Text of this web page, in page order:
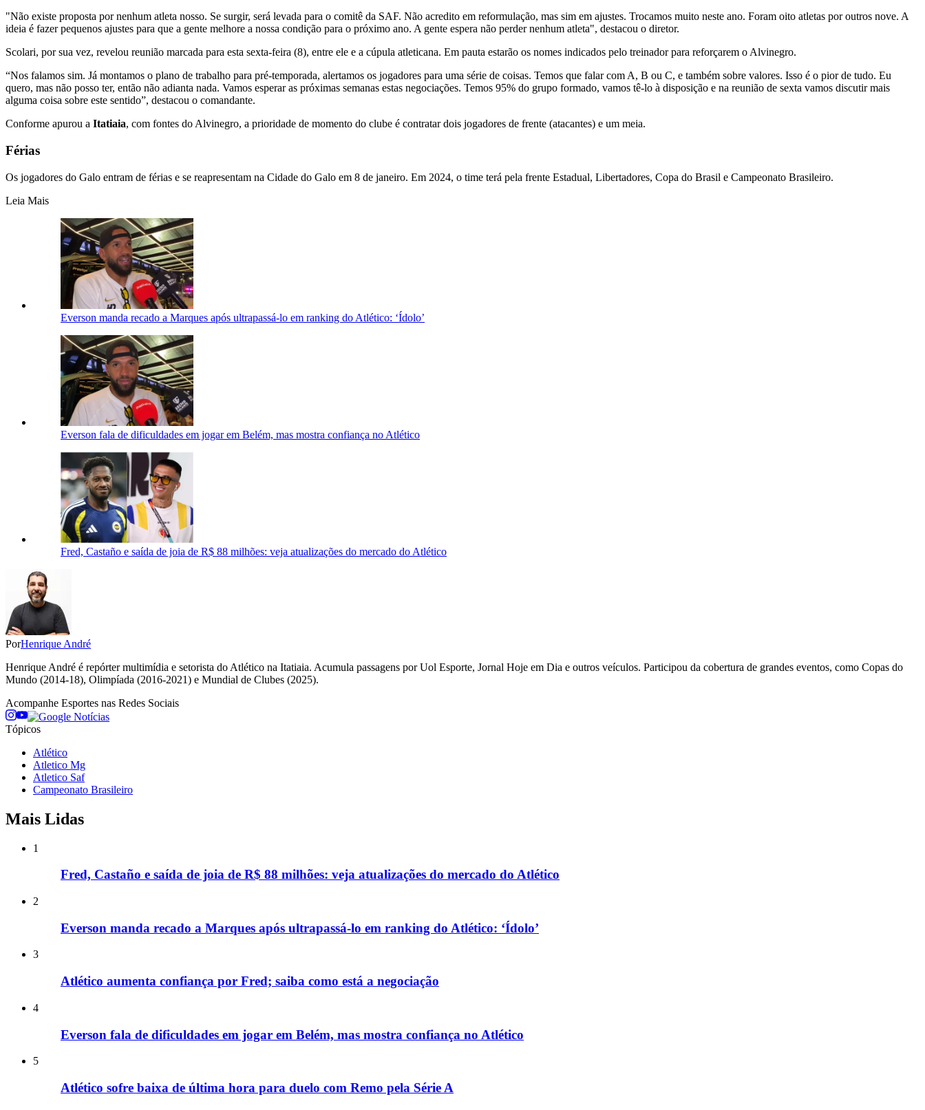
"Não existe proposta por nenhum atleta nosso. Se surgir, será levada para o comitê da SAF. Não acredito em reformulação, mas sim em ajustes. Trocamos muito neste ano. Foram oito atletas por outros nove. A
ideia é fazer pequenos ajustes para que a gente melhore a nossa condição para o próximo ano. A gente espera não perder nenhum atleta", destacou o diretor.
Scolari, por sua vez, revelou reunião marcada para esta sexta-feira (8), entre ele e a cúpula atleticana. Em pauta estarão os nomes indicados pelo treinador para reforçarem o Alvinegro.
“Nos falamos sim. Já montamos o plano de trabalho para pré-temporada, alertamos os jogadores para uma série de coisas. Temos que falar com A, B ou C, e também sobre valores. Isso é o pior de tudo. Eu
quero, mas não posso ter, então não adianta nada. Vamos esperar as próximas semanas estas negociações. Temos 95% do grupo formado, vamos tê-lo à disposição e na reunião de sexta vamos discutir mais
alguma coisa sobre este sentido”, destacou o comandante.
Conforme apurou a Itatiaia, com fontes do Alvinegro, a prioridade de momento do clube é contratar dois jogadores de frente (atacantes) e um meia.
Férias
Os jogadores do Galo entram de férias e se reapresentam na Cidade do Galo em 8 de janeiro. Em 2024, o time terá pela frente Estadual, Libertadores, Copa do Brasil e Campeonato Brasileiro.
Leia Mais
Everson manda recado a Marques após ultrapassá-lo em ranking do Atlético: ‘Ídolo’
Everson fala de dificuldades em jogar em Belém, mas mostra confiança no Atlético
Fred, Castaño e saída de joia de R$ 88 milhões: veja atualizações do mercado do Atlético
PorHenrique André
Henrique André é repórter multimídia e setorista do Atlético na Itatiaia. Acumula passagens por Uol Esporte, Jornal Hoje em Dia e outros veículos. Participou da cobertura de grandes eventos, como Copas do
Mundo (2014-18), Olimpíada (2016-2021) e Mundial de Clubes (2025).
Acompanhe Esportes nas Redes Sociais
Tópicos
Atlético
Atletico Mg
Atletico Saf
Campeonato Brasileiro
Mais Lidas
1
Fred, Castaño e saída de joia de R$ 88 milhões: veja atualizações do mercado do Atlético
2
Everson manda recado a Marques após ultrapassá-lo em ranking do Atlético: ‘Ídolo’
3
Atlético aumenta confiança por Fred; saiba como está a negociação
4
Everson fala de dificuldades em jogar em Belém, mas mostra confiança no Atlético
5
Atlético sofre baixa de última hora para duelo com Remo pela Série A